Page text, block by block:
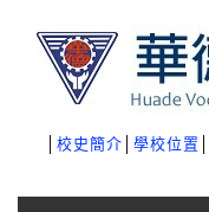
校史簡介 學校位置